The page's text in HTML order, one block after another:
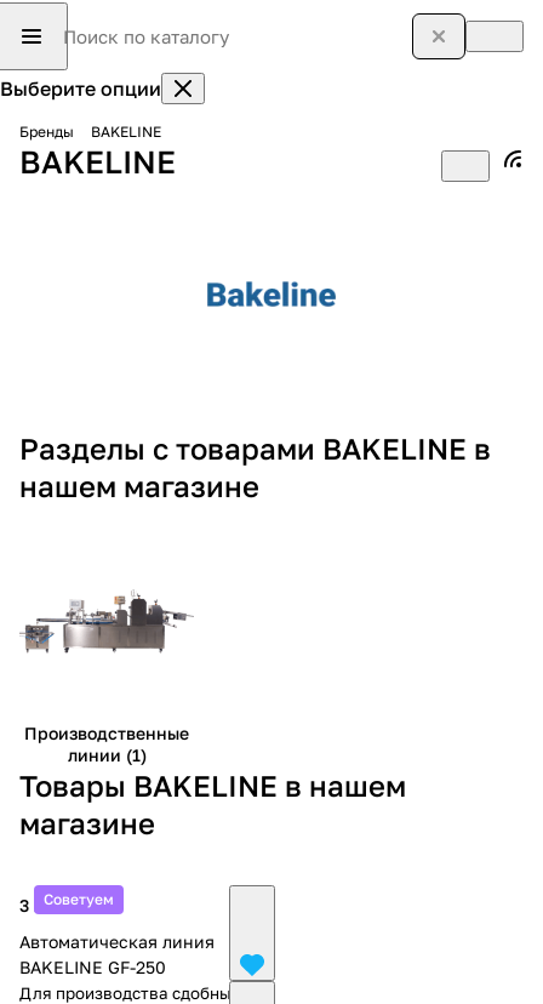
Выберите опции
Бренды BAKELINE
BAKELINE
Разделы с товарами BAKELINE в
нашем магазине
Производственные
линии (1)
Товары BAKELINE в нашем
магазине
Советуем
3 118 219 ₽
Автоматическая линия
BAKELINE GF-250
Для производства сдобных